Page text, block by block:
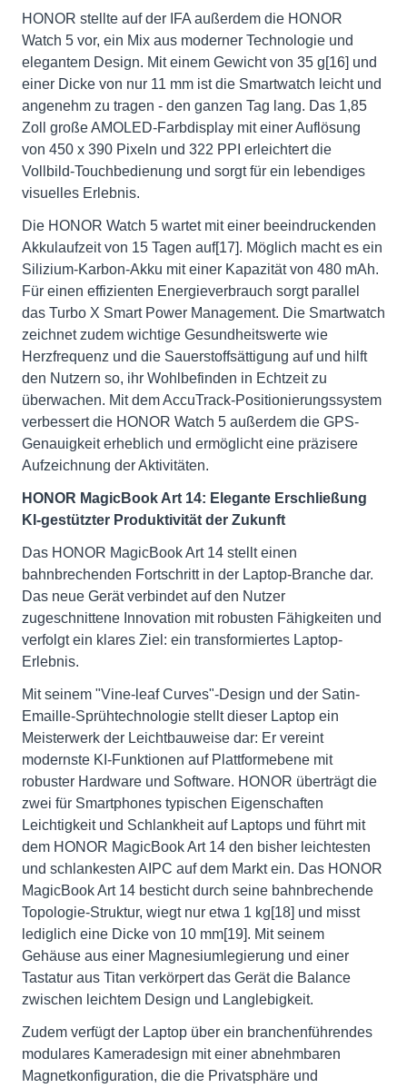
HONOR stellte auf der IFA außerdem die HONOR
Watch 5 vor, ein Mix aus moderner Technologie und
elegantem Design. Mit einem Gewicht von 35 g[16] und
einer Dicke von nur 11 mm ist die Smartwatch leicht und
angenehm zu tragen - den ganzen Tag lang. Das 1,85
Zoll große AMOLED-Farbdisplay mit einer Auflösung
von 450 x 390 Pixeln und 322 PPI erleichtert die
Vollbild-Touchbedienung und sorgt für ein lebendiges
visuelles Erlebnis.
Die HONOR Watch 5 wartet mit einer beeindruckenden
Akkulaufzeit von 15 Tagen auf[17]. Möglich macht es ein
Silizium-Karbon-Akku mit einer Kapazität von 480 mAh.
Für einen effizienten Energieverbrauch sorgt parallel
das Turbo X Smart Power Management. Die Smartwatch
zeichnet zudem wichtige Gesundheitswerte wie
Herzfrequenz und die Sauerstoffsättigung auf und hilft
den Nutzern so, ihr Wohlbefinden in Echtzeit zu
überwachen. Mit dem AccuTrack-Positionierungssystem
verbessert die HONOR Watch 5 außerdem die GPS-
Genauigkeit erheblich und ermöglicht eine präzisere
Aufzeichnung der Aktivitäten.
HONOR MagicBook Art 14: Elegante Erschließung
KI-gestützter Produktivität der Zukunft
Das HONOR MagicBook Art 14 stellt einen
bahnbrechenden Fortschritt in der Laptop-Branche dar.
Das neue Gerät verbindet auf den Nutzer
zugeschnittene Innovation mit robusten Fähigkeiten und
verfolgt ein klares Ziel: ein transformiertes Laptop-
Erlebnis.
Mit seinem "Vine-leaf Curves"-Design und der Satin-
Emaille-Sprühtechnologie stellt dieser Laptop ein
Meisterwerk der Leichtbauweise dar: Er vereint
modernste KI-Funktionen auf Plattformebene mit
robuster Hardware und Software. HONOR überträgt die
zwei für Smartphones typischen Eigenschaften
Leichtigkeit und Schlankheit auf Laptops und führt mit
dem HONOR MagicBook Art 14 den bisher leichtesten
und schlankesten AIPC auf dem Markt ein. Das HONOR
MagicBook Art 14 besticht durch seine bahnbrechende
Topologie-Struktur, wiegt nur etwa 1 kg[18] und misst
lediglich eine Dicke von 10 mm[19]. Mit seinem
Gehäuse aus einer Magnesiumlegierung und einer
Tastatur aus Titan verkörpert das Gerät die Balance
zwischen leichtem Design und Langlebigkeit.
Zudem verfügt der Laptop über ein branchenführendes
modulares Kameradesign mit einer abnehmbaren
Magnetkonfiguration, die die Privatsphäre und